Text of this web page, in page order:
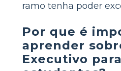
ramo tenha poder
Por que é
aprender
Executivo